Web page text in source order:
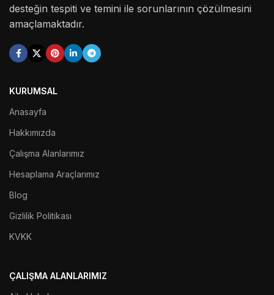
desteğin tespiti ve temini ile sorunlarının çözülmesini
amaçlamaktadır.
KURUMSAL
Anasayfa
Hakkımızda
Çalışma Alanlarımız
Hesaplama Araçlarımız
Blog
Gizlilik Politikası
KVKK
ÇALIŞMA ALANLARIMIZ